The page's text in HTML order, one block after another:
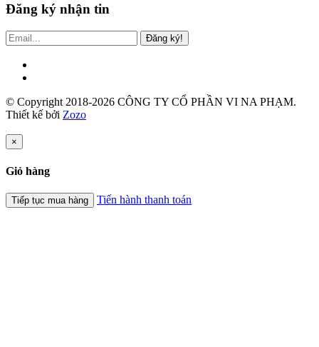
Đăng ký nhận tin
Đăng ký!
© Copyright 2018-2026 CÔNG TY CỔ PHẦN VI NA PHẠM.
Thiết kế bởi Zozo
×
Giỏ hàng
Tiếp tục mua hàng Tiến hành thanh toán